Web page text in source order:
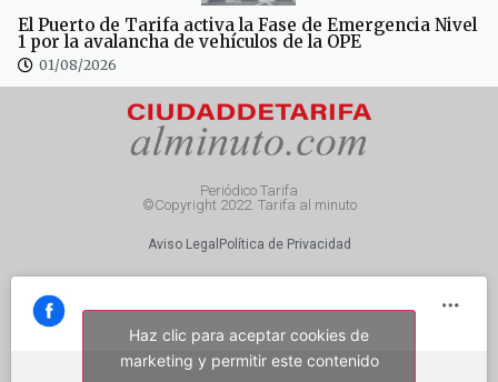
El Puerto de Tarifa activa la Fase de Emergencia Nivel
1 por la avalancha de vehículos de la OPE
01/08/2026
Periódico Tarifa
©Copyright 2022. Tarifa al minuto
Aviso Legal Política de Privacidad
Haz clic para aceptar cookies de
marketing y permitir este contenido